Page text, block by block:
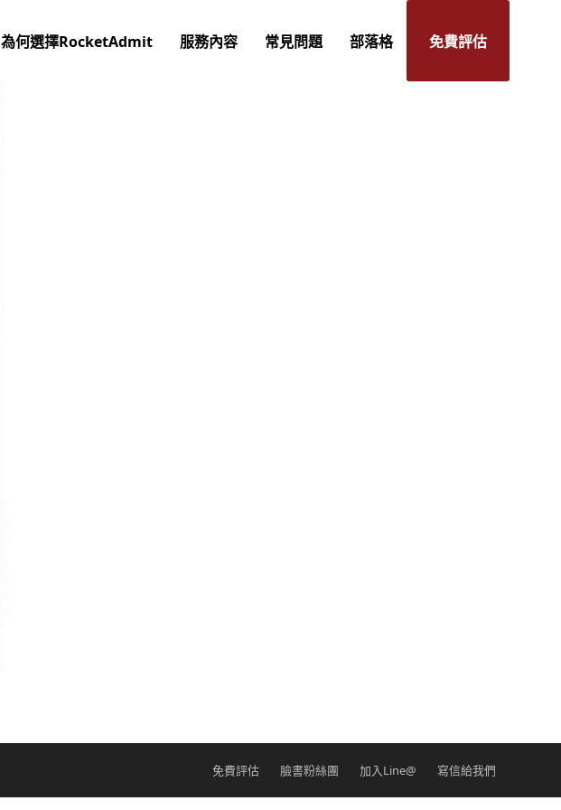
為何選擇RocketAdmit 服務內容 常見問題 部落格 免費評估
免費評估 臉書粉絲團 加入Line@ 寫信給我們